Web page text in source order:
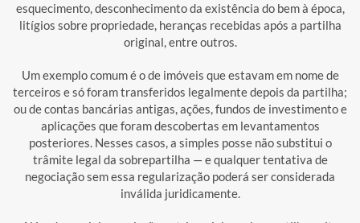
esquecimento, desconhecimento da existência do bem à época,
litígios sobre propriedade, heranças recebidas após a partilha
original, entre outros.
Um exemplo comum é o de imóveis que estavam em nome de
terceiros e só foram transferidos legalmente depois da partilha;
ou de contas bancárias antigas, ações, fundos de investimento e
aplicações que foram descobertas em levantamentos
posteriores. Nesses casos, a simples posse não substitui o
trâmite legal da sobrepartilha — e qualquer tentativa de
negociação sem essa regularização poderá ser considerada
inválida juridicamente.